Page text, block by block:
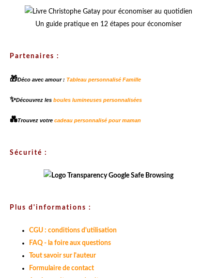
Un guide pratique en 12 étapes pour économiser
Partenaires :
🎁Déco avec amour : Tableau personnalisé Famille
✨Découvrez les boules lumineuses personnalisées
💑Trouvez votre cadeau personnalisé pour maman
Sécurité :
Plus d'informations :
CGU : conditions d'utilisation
FAQ - la foire aux questions
Tout savoir sur l'auteur
Formulaire de contact